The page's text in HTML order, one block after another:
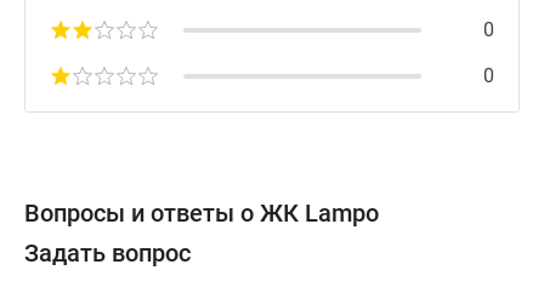
0
0
Вопросы и ответы о ЖК Lampo
Задать вопрос